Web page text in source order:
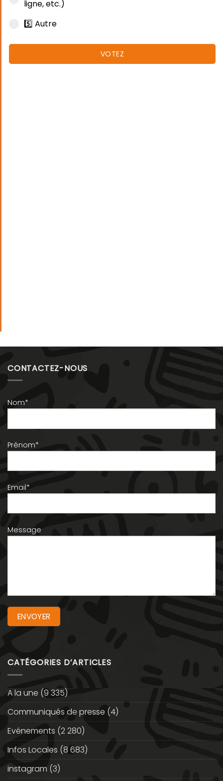
ligne, etc.)
5️⃣ Autre
VOTEZ
CONTACTEZ-NOUS
Nom*
Prénom*
Email*
Message
CATÉGORIES D’ARTICLES
A la une (9 335)
Communiqués de presse (4)
Evénements (2 280)
Infos Locales (8 683)
instagram (3)